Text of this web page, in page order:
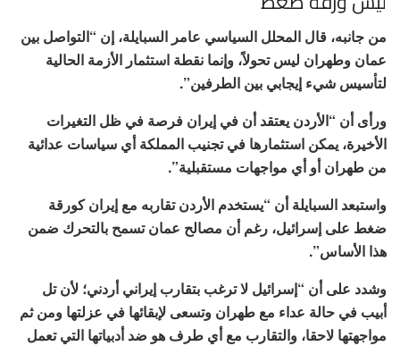
من جانبه، قال المحلل السياسي عامر السبايلة، إن “التواصل بين
عمان وطهران ليس تحولاً، وإنما نقطة استثمار الأزمة الحالية
لتأسيس شيء إيجابي بين الطرفين”.
ورأى أن “الأردن يعتقد أن في إيران فرصة في ظل التغيرات
الأخيرة، يمكن استثمارها في تجنيب المملكة أي سياسات عدائية
من طهران أو أي مواجهات مستقبلية”.
واستبعد السبايلة أن “يستخدم الأردن تقاربه مع إيران كورقة
ضغط على إسرائيل، رغم أن مصالح عمان تسمح بالتحرك ضمن
هذا الأساس”.
وشدد على أن “إسرائيل لا ترغب بتقارب إيراني أردني؛ لأن تل
أبيب في حالة عداء مع طهران وتسعى لإبقائها في عزلتها ومن ثم
مواجهتها لاحقا، والتقارب مع أي طرف هو ضد أدبياتها التي تعمل